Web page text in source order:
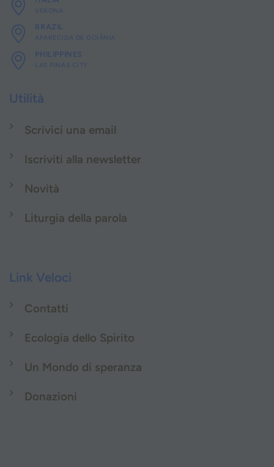
VERONA
BRAZIL
APARECIDA DE GOIÂNIA
PHILIPPINES
LAS PINAS CITY
Utilità
Scrivici una email
Iscriviti alla newsletter
Novità
Liturgia della parola
Link Veloci
Contatti
Ecologia dello Spirito
Un Mondo di speranza
Donazioni